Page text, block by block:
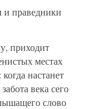
праведники
приходит
местах
настанет
века сего
слово